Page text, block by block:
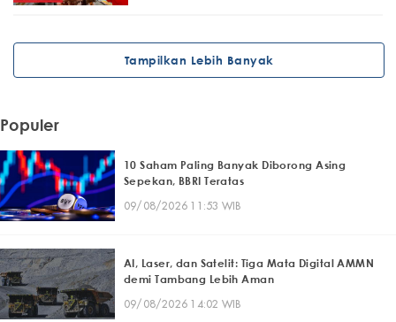
Tampilkan Lebih Banyak
Populer
10 Saham Paling Banyak Diborong Asing
Sepekan, BBRI Teratas
09/08/2026 11:53 WIB
AI, Laser, dan Satelit: Tiga Mata Digital AMMN
demi Tambang Lebih Aman
09/08/2026 14:02 WIB